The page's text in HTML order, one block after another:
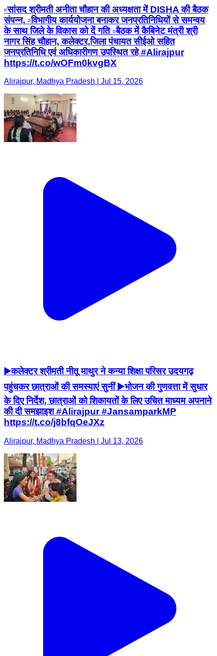
▫️सांसद श्रीमती अनीता चौहान की अध्यक्षता में DISHA की बैठक
संपन्न, ▫️विभागीय कार्ययोजना बनाकर जनप्रतिनिधियों से समन्वय
के साथ जिले के विकास को दें गति ▫️बैठक में कैबिनेट मंत्री श्री
नागर सिंह चौहान, कलेक्टर,जिला पंचायत सीईओ सहित
जनप्रतिनिधि एवं अधिकारीगण उपस्थित रहे #Alirajpur
https://t.co/wOFm0kvgBX
Alirajpur, Madhya Pradesh | Jul 15, 2026
▶️कलेक्टर श्रीमती नीतू माथुर ने कन्या शिक्षा परिसर उदयगढ़
पहुंचकर छात्राओं की समस्याएं सुनीं ▶️भोजन की गुणवत्ता में सुधार
के दिए निर्देश, छात्राओं को शिकायतों के लिए उचित माध्यम अपनाने
की दी समझाइश #Alirajpur #JansamparkMP
https://t.co/j8bfqOeJXz
Alirajpur, Madhya Pradesh | Jul 13, 2026